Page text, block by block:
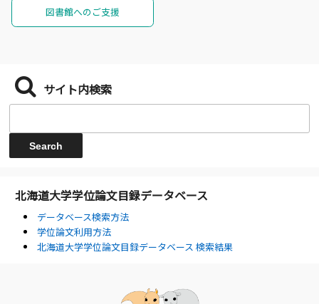
図書館へのご支援
サイト内検索
北海道大学学位論文目録データベース
データベース検索方法
学位論文利用方法
北海道大学学位論文目録データベース 検索結果